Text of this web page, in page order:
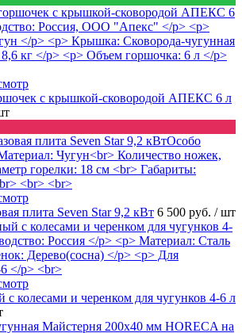
с крышкой-сковородой АПЕКС 6 л
плита Seven Star 9,2 кВт 6 500 руб. / шт
с колесами и черенком для чугунков 4-6 л